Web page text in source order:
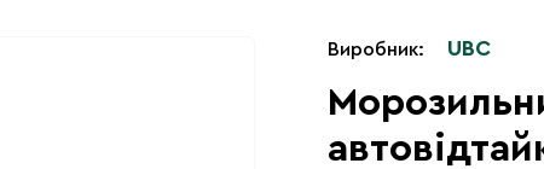
Виробник: UBC